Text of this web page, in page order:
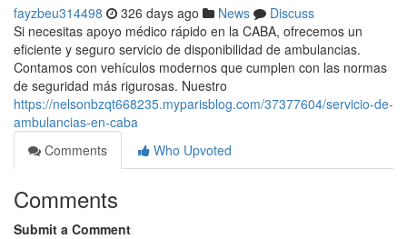
fayzbeu314498 326 days ago News
Discuss
Si necesitas apoyo médico rápido en la CABA, ofrecemos un
eficiente y seguro servicio de disponibilidad de ambulancias.
Contamos con vehículos modernos que cumplen con las normas
de seguridad más rigurosas. Nuestro
https://nelsonbzqt668235.myparisblog.com/37377604/servicio-de-
ambulancias-en-caba
Comments
Who Upvoted
Comments
Submit a Comment